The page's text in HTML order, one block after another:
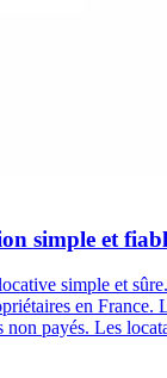
simple et
simple et sûre.
en France.
non payés. Les